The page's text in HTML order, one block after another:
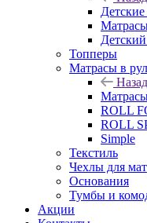
Топперы
Матрасы в
Назад
ROLL
ROLL
Simple
Текстиль
Чехлы для
Основания
Тумбы и
Акции